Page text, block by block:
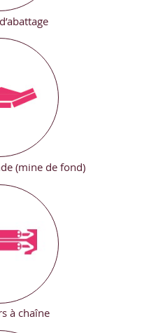
(mine de fond)
à chaîne